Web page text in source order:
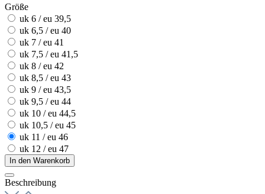
Größe
uk 6 / eu 39,5
uk 6,5 / eu 40
uk 7 / eu 41
uk 7,5 / eu 41,5
uk 8 / eu 42
uk 8,5 / eu 43
uk 9 / eu 43,5
uk 9,5 / eu 44
uk 10 / eu 44,5
uk 10,5 / eu 45
uk 11 / eu 46
uk 12 / eu 47
In den Warenkorb
Beschreibung